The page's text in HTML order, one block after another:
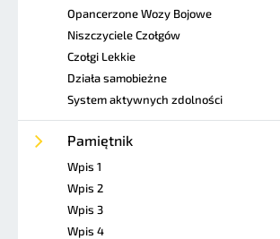
Opancerzone Wozy Bojowe
Niszczyciele Czołgów
Czołgi Lekkie
Działa samobieżne
System aktywnych zdolności
Pamiętnik
Wpis 1
Wpis 2
Wpis 3
Wpis 4